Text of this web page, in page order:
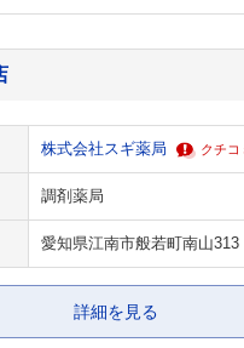
株式会社スギ薬局 クチコ
調剤薬局
愛知県江南市般若町南山313
詳細を見る